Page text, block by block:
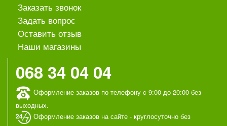
Заказать звонок
Задать вопрос
Оставить отзыв
Наши магазины
068 34 04 04
Оформление заказов по телефону c 9:00 до 20:00 без
выходных.
Оформление заказов на сайте - круглосуточно без